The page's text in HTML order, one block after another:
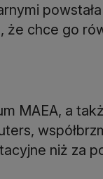
że chce go
MAEA, a
niż za